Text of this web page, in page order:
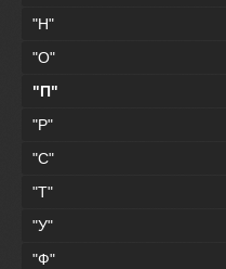
"Н"
"О"
"П"
"Р"
"С"
"Т"
"У"
"Ф"